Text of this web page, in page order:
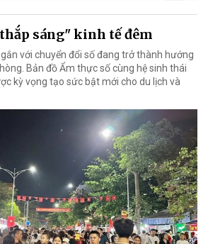
sáng" kinh tế đêm
với chuyển đổi số đang trở thành hướng
Bản đồ Ẩm thực số cùng hệ sinh thái
kỳ vọng tạo sức bật mới cho du lịch và